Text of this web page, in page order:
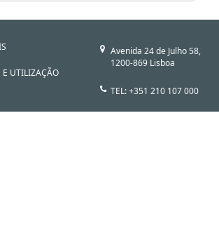
E UTILIZAÇÃO
Avenida 24 de Julho 58,
1200-869 Lisboa
TEL: +351 210 107 000